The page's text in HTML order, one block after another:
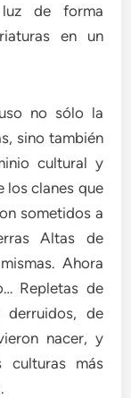
luz de forma
en un
no sólo la
sino también
cultural y
los clanes que
sometidos a
Altas de
Ahora
Repletas de
derruidos, de
nacer, y
culturas más